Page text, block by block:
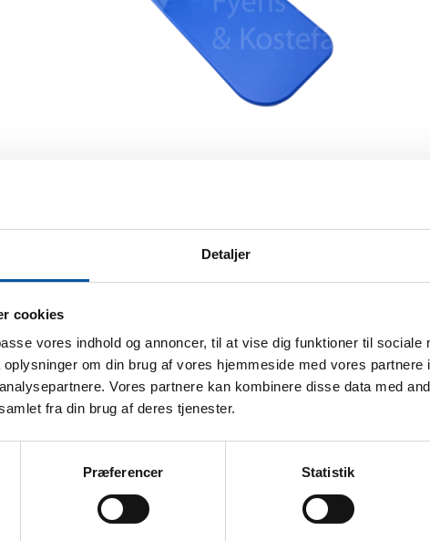
Detaljer
cookies
vores indhold og annoncer, til at vise dig funktioner til sociale
om din brug af vores hjemmeside med vores partnere
Vores partnere kan kombinere disse data med
fra din brug af deres tjenester.
Præferencer Statistik
Tolerancia al calor:
Unidades caja:
12
Peso:
0.13
Dimensión de la caja:
40 x 23 x 10
Pcs. EAN:
Caja EAN:
5704161115973
Tariff Number:
39241000
Tipo de rosca:
Rosca externa